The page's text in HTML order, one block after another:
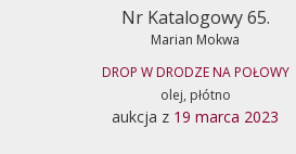
Nr Katalogowy 65.
Marian Mokwa
DROP W DRODZE NA POŁOWY
olej, płótno
aukcja z 19 marca 2023